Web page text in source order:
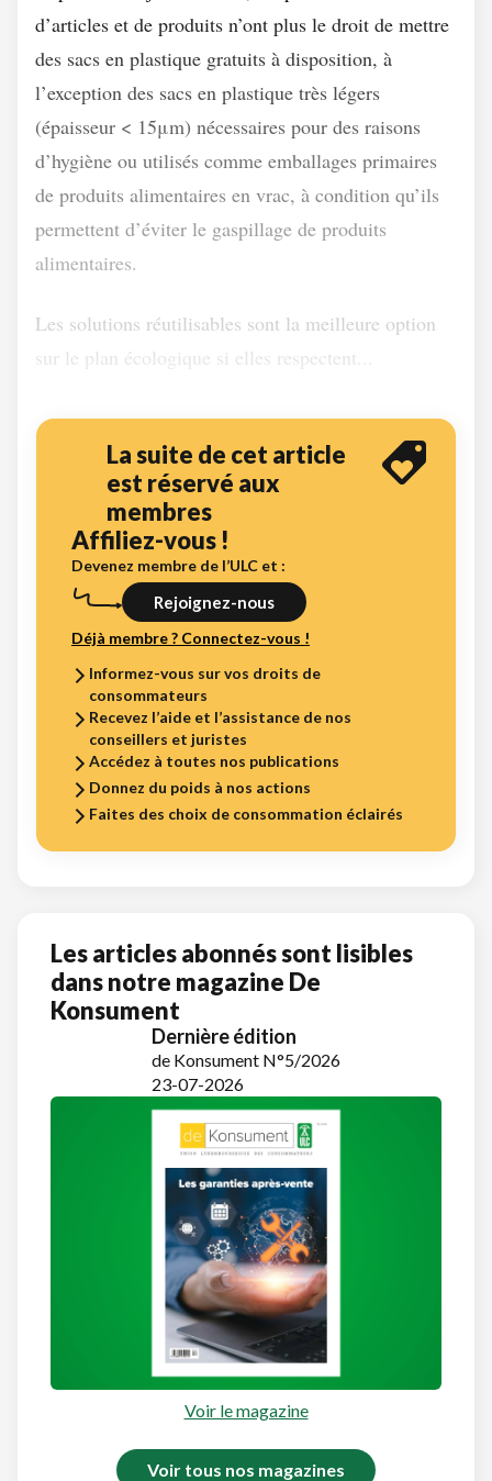
d’articles et de produits n’ont plus le droit de mettre
des sacs en plastique gratuits à disposition, à
l’exception des sacs en plastique très légers
(épaisseur < 15μm) nécessaires pour des raisons
d’hygiène ou utilisés comme emballages primaires
de produits alimentaires en vrac, à condition qu’ils
permettent d’éviter le gaspillage de produits
alimentaires.
Les solutions réutilisables sont la meilleure option
sur le plan écologique si elles respectent...
La suite de cet article
est réservé aux
membres
Affiliez-vous !
Devenez membre de l’ULC et :
Rejoignez-nous
Déjà membre ? Connectez-vous !
Informez-vous sur vos droits de
consommateurs
Recevez l’aide et l’assistance de nos
conseillers et juristes
Accédez à toutes nos publications
Donnez du poids à nos actions
Faites des choix de consommation éclairés
Les articles abonnés sont lisibles
dans notre magazine De
Konsument
Dernière édition
de Konsument N°5/2026
23-07-2026
Voir le magazine
Voir tous nos magazines